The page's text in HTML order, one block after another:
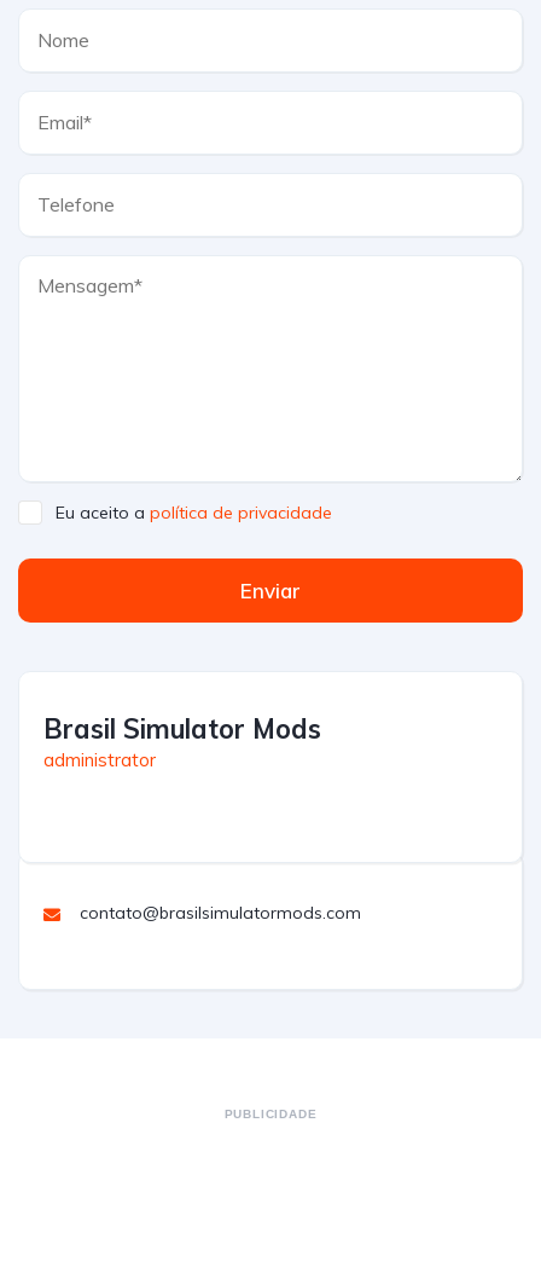
Eu aceito a política de privacidade
Enviar
Brasil Simulator Mods
administrator
contato@brasilsimulatormods.com
PUBLICIDADE